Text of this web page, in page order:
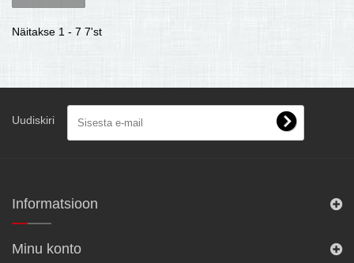
Näitakse 1 - 7 7'st
Uudiskiri
Informatsioon
Minu konto